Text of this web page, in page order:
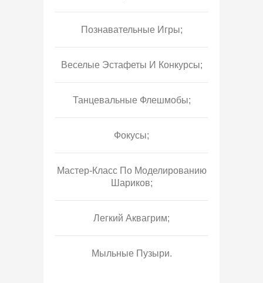
Познавательные Игры;
Веселые Эстафеты И Конкурсы;
Танцевальные Флешмобы;
Фокусы;
Мастер-Класс По Моделированию
Шариков;
Легкий Аквагрим;
Мыльные Пузыри.